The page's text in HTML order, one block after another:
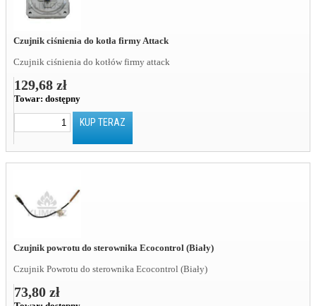
Czujnik ciśnienia do kotła firmy Attack
Czujnik ciśnienia do kotłów firmy attack
129,68 zł
Towar: dostępny
KUP TERAZ
Czujnik powrotu do sterownika Ecocontrol (Biały)
Czujnik Powrotu do sterownika Ecocontrol (Biały)
73,80 zł